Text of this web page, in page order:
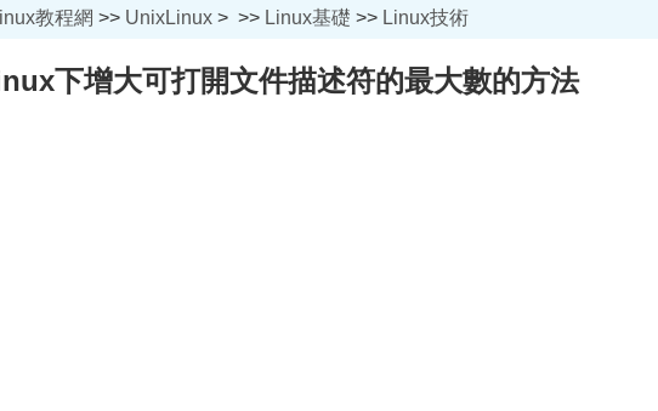
教程網 >> UnixLinux > >> Linux基礎 >> Linux技術
下增大可打開文件描述符的最大數的方法